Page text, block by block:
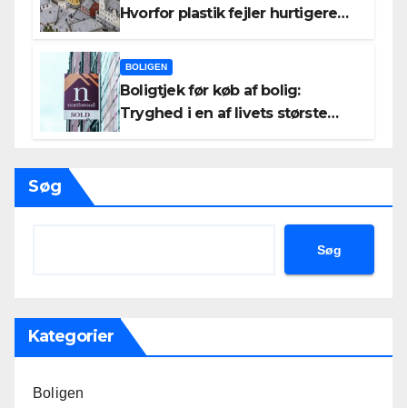
Hvorfor plastik fejler hurtigere
BOLIGEN
Boligtjek før køb af bolig:
Tryghed i en af livets største
Søg
Søg
Kategorier
Boligen